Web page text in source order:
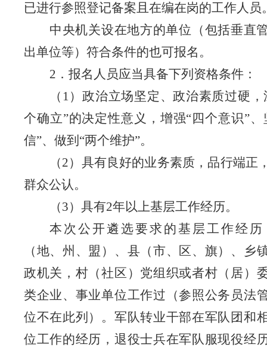
已进行参照登记备案且在编在岗的工作人员
中央机关设在地方的单位（包括垂直
出单位等）符合条件的也可报名。
2 ．报名人员应当具备下列资格条件：
（ 1）政治立场坚定、政治素质过硬
个确立”的决定性意义， 增强“四个意识”
信”、做到“两个维护”。
（2） 具有良好的业务素质，品行端正
群众公认。
（3）具有2年以上基层工作经历。
本次公开遴选要求的基层工作经历
（地、州、盟）、县（市、区、旗）、乡
政机关，村（社区）党组织或者村（居）
类企业、事业单位工作过（参照公务员法
位不在此列）。军队转业干部在军队团和
位工作的经历 ，退役士兵在军队服现役经